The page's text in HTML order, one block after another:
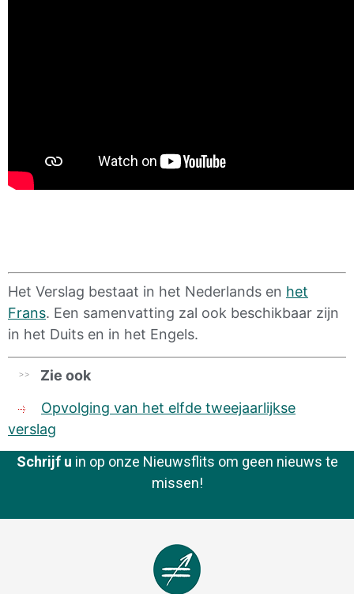
Het Verslag bestaat in het Nederlands en het
Frans. Een samenvatting zal ook beschikbaar zijn
in het Duits en in het Engels.
Zie ook
Opvolging van het elfde tweejaarlijkse
verslag
Schrijf u in op onze Nieuwsflits om geen nieuws te
missen!